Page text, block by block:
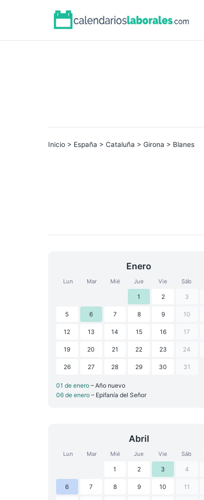
Inicio > España > Cataluña > Girona > Blanes
Enero
Lun Mar Mié Jue Vie Sáb
1 2 3
5 6 7 8 9 10
12 13 14 15 16 17
19 20 21 22 23 24
26 27 28 29 30 31
01 de enero – Año nuevo
06 de enero – Epifanía del Señor
Abril
Lun Mar Mié Jue Vie Sáb
1 2 3 4
6 7 8 9 10 11